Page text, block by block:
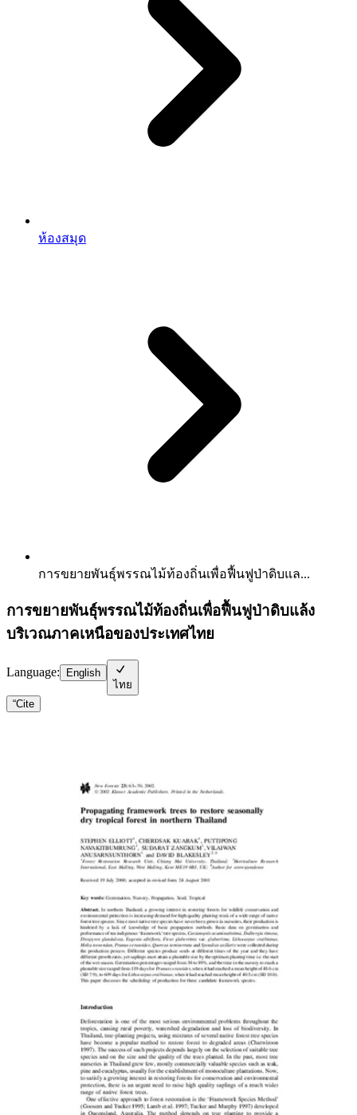
ห้องสมุด
การขยายพันธุ์พรรณไม้ท้องถิ่นเพื่อฟื้นฟูป่าดิบแล...
การขยายพันธุ์พรรณไม้ท้องถิ่นเพื่อฟื้นฟูป่าดิบแล้ง
บริเวณภาคเหนือของประเทศไทย
Language:
English
ไทย
“Cite